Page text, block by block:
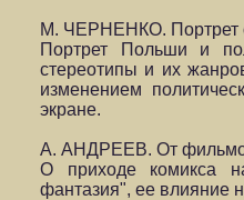
М. ЧЕРНЕНКО. Портрет
Портрет Польши и
стереотипы и их
изменением
экране.
А. АНДРЕЕВ. От
О приходе комикса
фантазия", ее влияние